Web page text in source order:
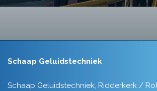
Schaap Geluidstechniek
Schaap Geluidstechniek, Ridderkerk /